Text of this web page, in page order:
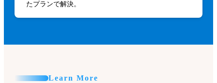
たプランで解決。
Learn More